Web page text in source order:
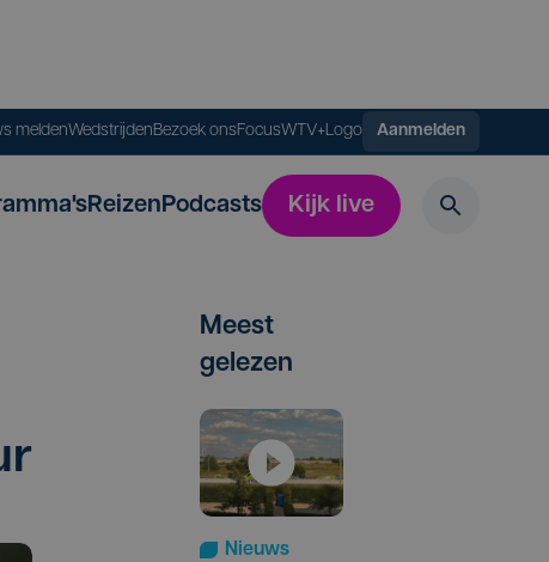
meldenWedstrijdenBezoek onsFocusWTV+Logo Aanmelden
ReizenPodcasts Kijk live
Meest
gelezen
Nieuws